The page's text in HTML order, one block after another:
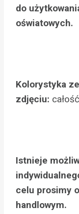
do
oświatowych.
Kolorystyka
zdjęciu:
Istnieje
celu prosimy
handlowym.